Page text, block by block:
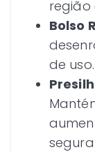
região
Bolso
de uso.